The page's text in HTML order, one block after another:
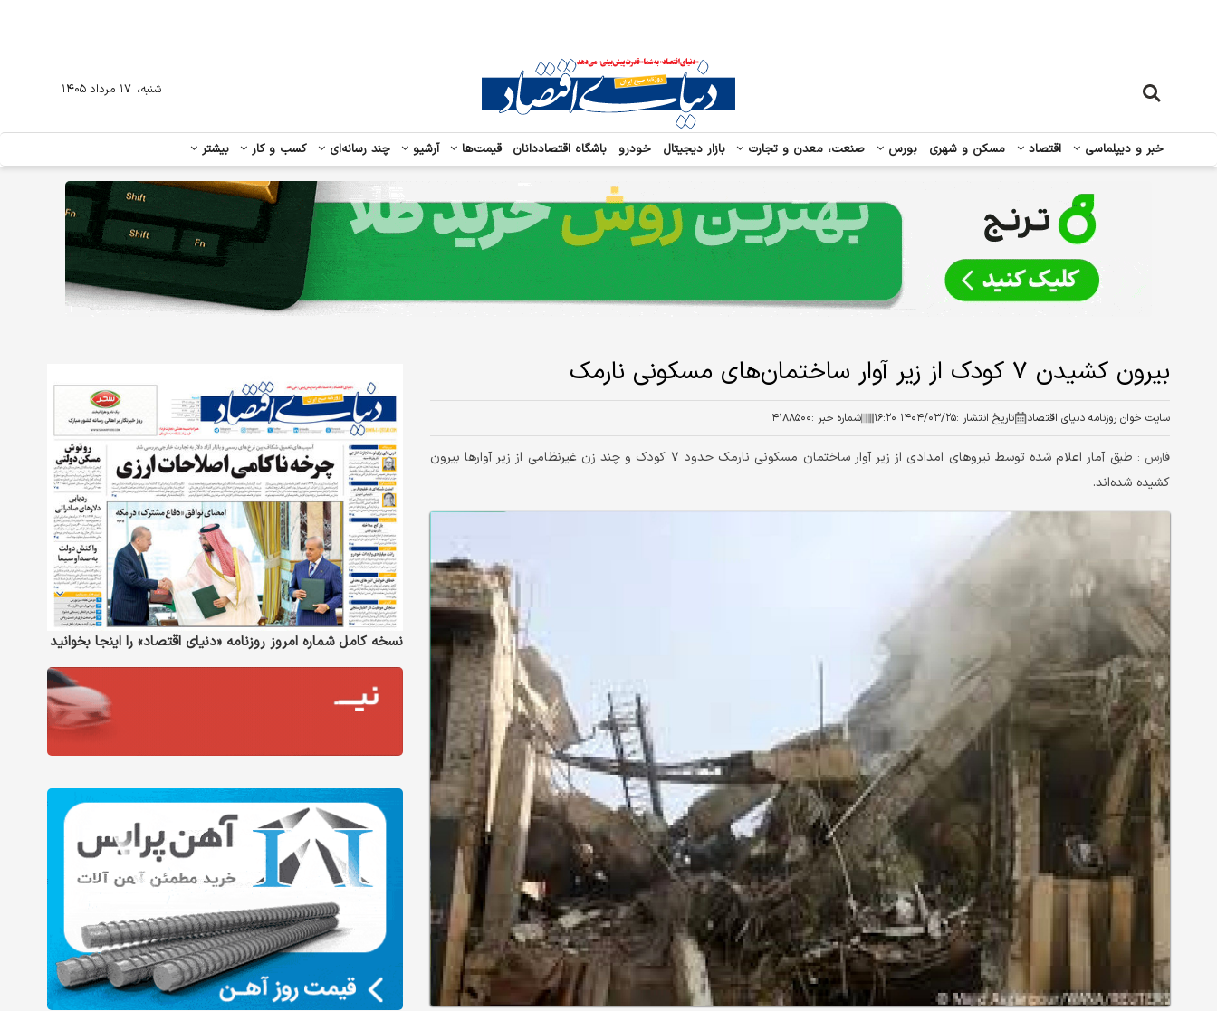
خبر و دیپلماسی اقتصاد مسکن و شهری بورس صنعت، معدن و تجارت بازار دیجیتال خودرو باشگاه اقتصاددانان قیمت‌ها آرشیو چند رسانه‌ای کسب و کار بیشتر
شنبه، ۱۷ مرداد ۱۴۰۵
بیرون کشیدن ۷ کودک از زیر آوار ساختمان‌های مسکونی نارمک
سایت خوان روزنامه دنیای اقتصاد تاریخ انتشار :۱۴۰۴/۰۳/۲۵ ۱۶:۲۰ شماره خبر :۴۱۸۸۵۰۰
فارس :
طبق آمار اعلام شده توسط نیروهای امدادی از زیر آوار ساختمان مسکونی نارمک حدود ۷ کودک و چند زن غیرنظامی از زیر آوارها بیرون
کشیده شده‌اند.
نسخه کامل شماره امروز روزنامه «دنیای‌ اقتصاد» را اینجا بخوانید